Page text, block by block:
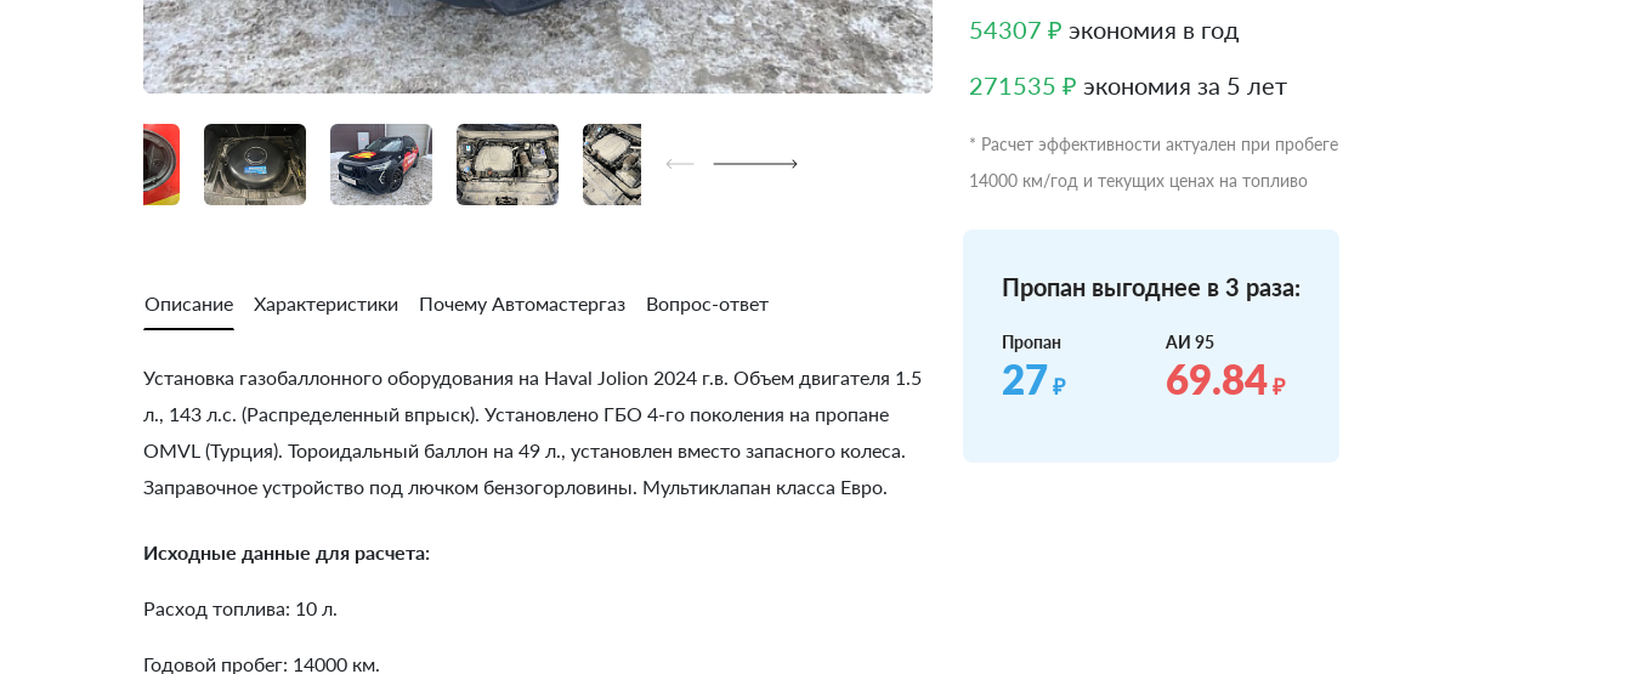
54307 ₽ экономия в год
271535 ₽ экономия за 5 лет
* Расчет эффективности актуален при пробеге
14000 км/год и текущих ценах на топливо
Описание Характеристики Почему Автомастергаз Вопрос-ответ
Установка газобаллонного оборудования на Haval Jolion 2024 г.в. Объем двигателя 1.5
л., 143 л.с. (Распределенный впрыск). Установлено ГБО 4-го поколения на пропане
OMVL (Турция). Тороидальный баллон на 49 л., установлен вместо запасного колеса.
Заправочное устройство под лючком бензогорловины. Мультиклапан класса Евро.
Исходные данные для расчета:
Расход топлива: 10 л.
Годовой пробег: 14000 км.
Пропан выгоднее в 3 раза:
Пропан
27₽
АИ 95
69.84₽